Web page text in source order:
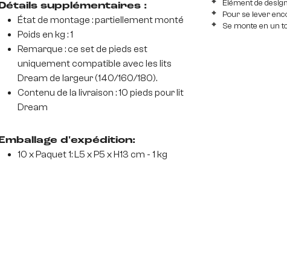
Elément de
Pour se lever
Se monte en un
Détails supplémentaires :
État de montage : partiellement monté
Poids en kg : 1
Remarque : ce set de pieds est
uniquement compatible avec les lits
Dream de largeur (140/160/180).
Contenu de la livraison : 10 pieds pour lit
Dream
Emballage d'expédition:
10 x Paquet 1: L5 x P5 x H13 cm - 1 kg